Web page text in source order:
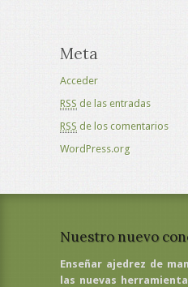
Meta
Acceder
RSS de las entradas
RSS de los comentarios
WordPress.org
Nuestro nuevo
Enseñar ajedrez de
las nuevas